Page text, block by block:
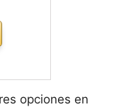
opciones en